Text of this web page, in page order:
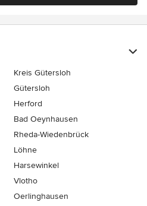
Kreis Gütersloh
Gütersloh
Herford
Bad Oeynhausen
Rheda-Wiedenbrück
Löhne
Harsewinkel
Vlotho
Oerlinghausen